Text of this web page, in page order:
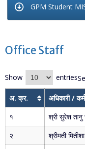
Office Staff
Show entries
अ. क्र.
अधिकारी /
१
श्री सुरेश तानु
२
श्रीमती
GPM Student